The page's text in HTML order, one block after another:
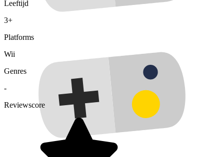
Leeftijd
3+
Platforms
Wii
Genres
-
Reviewscore